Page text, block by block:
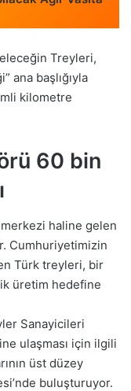
Treyleri,
ana başlığıyla
kilometre
60 bin
haline gelen
Cumhuriyetimizin
Türk treyleri, bir
üretim hedefine
Sanayicileri
ulaşması için ilgili
üst düzey
buluşturuyor.